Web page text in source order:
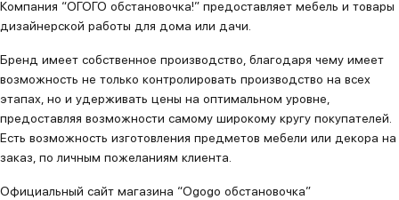
Компания “ОГОГО обстановочка!” предоставляет мебель и товары
дизайнерской работы для дома или дачи.
Бренд имеет собственное производство, благодаря чему имеет
возможность не только контролировать производство на всех
этапах, но и удерживать цены на оптимальном уровне,
предоставляя возможности самому широкому кругу покупателей.
Есть возможность изготовления предметов мебели или декора на
заказ, по личным пожеланиям клиента.
Официальный сайт магазина “Ogogo обстановочка”